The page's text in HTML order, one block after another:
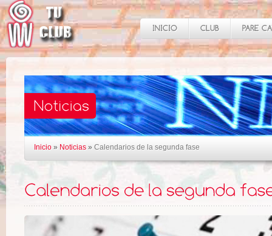
Inicio » Noticias » Calendarios de la segunda fase